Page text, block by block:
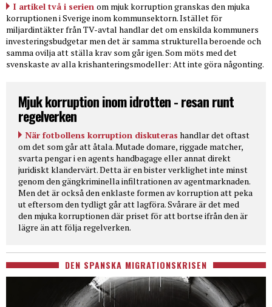
I artikel två i serien om mjuk korruption granskas den mjuka
korruptionen i Sverige inom kommunsektorn. Istället för
miljardintäkter från TV-avtal handlar det om enskilda kommuners
investeringsbudgetar men det är samma strukturella beroende och
samma ovilja att ställa krav som går igen. Som möts med det
svenskaste av alla krishanteringsmodeller: Att inte göra någonting.
Mjuk korruption inom idrotten - resan runt
regelverken
När fotbollens korruption diskuteras handlar det oftast
om det som går att åtala. Mutade domare, riggade matcher,
svarta pengar i en agents handbagage eller annat direkt
juridiskt klandervärt. Detta är en bister verklighet inte minst
genom den gängkriminella infiltrationen av agentmarknaden.
Men det är också den enklaste formen av korruption att peka
ut eftersom den tydligt går att lagföra. Svårare är det med
den mjuka korruptionen där priset för att bortse ifrån den är
lägre än att följa regelverken.
DEN SPANSKA MIGRATIONSKRISEN